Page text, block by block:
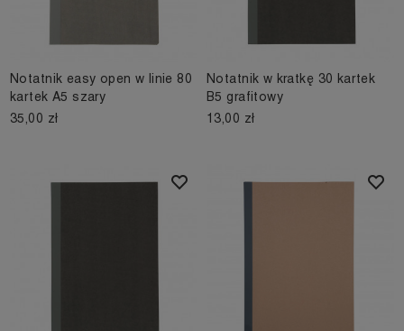
Notatnik easy open w linie 80
kartek A5 szary
35,00 zł
Notatnik w kratkę 30 kartek
B5 grafitowy
13,00 zł